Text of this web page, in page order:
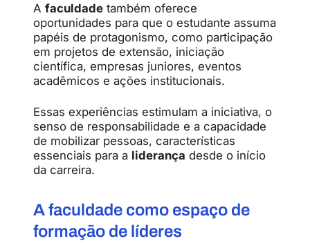
A faculdade também oferece
oportunidades para que o estudante assuma
papéis de protagonismo, como participação
em projetos de extensão, iniciação
científica, empresas juniores, eventos
acadêmicos e ações institucionais.
Essas experiências estimulam a iniciativa, o
senso de responsabilidade e a capacidade
de mobilizar pessoas, características
essenciais para a liderança desde o início
da carreira.
A faculdade como espaço de
formação de líderes